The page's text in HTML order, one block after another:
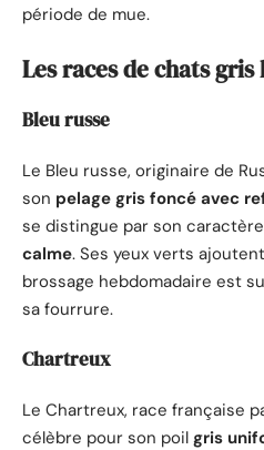
période de mue.
Les races de chats
Bleu russe
Le Bleu russe, originaire de
son pelage gris foncé avec
se distingue par son caractère
calme. Ses yeux verts
brossage hebdomadaire est
sa fourrure.
Chartreux
Le Chartreux, race française
célèbre pour son poil gris